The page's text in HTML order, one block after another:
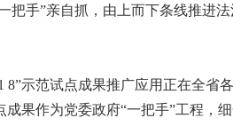
手”亲自抓，由上而下条线推进法
范试点成果推广应用正在全省各
作为党委政府“一把手”工程，